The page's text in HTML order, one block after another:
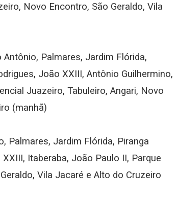
Novo Encontro, São Geraldo, Vila
Antônio, Palmares, Jardim Flórida,
João XXIII, Antônio Guilhermino,
Juazeiro, Tabuleiro, Angari, Novo
(manhã)
Palmares, Jardim Flórida, Piranga
Itaberaba, João Paulo II, Parque
Vila Jacaré e Alto do Cruzeiro